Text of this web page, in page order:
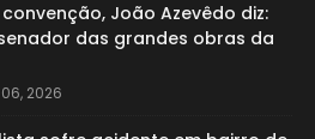
João Azevêdo diz:
das grandes obras da
2026